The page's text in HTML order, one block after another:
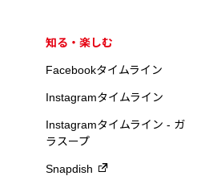
知る・楽しむ
Facebookタイムライン
Instagramタイムライン
Instagramタイムライン - ガ
ラスープ
Snapdish